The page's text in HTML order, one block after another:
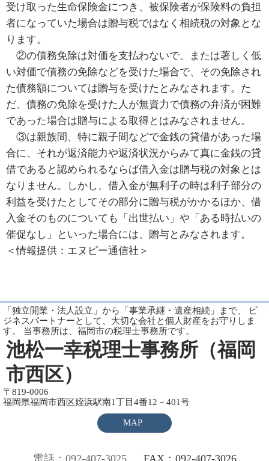
受け取った生命保険金につき、被保険者が保険料の負担
者になっていた場合は贈与税ではなく相続税の対象とな
ります。
②の債務免除は対価を支払わないで、または著しく低
い対価で債務の免除などを受けた場合で、その免除され
た債務額については贈与を受けたとみなされます。た
だ、債務の免除を受けた人が無資力で債務の弁済が困難
であった場合は贈与による取得とはみなされません。
③は親族間、特に親子間などで金銭の貸借があった場
合に、それが返済能力や返済状況からみて真に金銭の貸
借であると認められるならば借入金は贈与税の対象とは
なりません。しかし、借入金が無利子の時は利子部分の
利益を受けたとしてその部分に贈与税がかかるほか、借
入金そのものについても「出世払い」や「ある時払いの
催促なし」といった場合には、贈与とみなされます。
＜情報提供：エヌピー通信社＞
「独立開業・法人設立」から「事業承継・遺産相続」まで、 ビ
ジネスパートナーとして、大切な会社と個人財産をお守りしま
す。 当事務所は、福岡市の税理士事務所です。
池松一幸税理士事務所（福岡
市西区）
〒819-0006
福岡県福岡市西区姪浜駅南1丁目4番12－401号
MAP